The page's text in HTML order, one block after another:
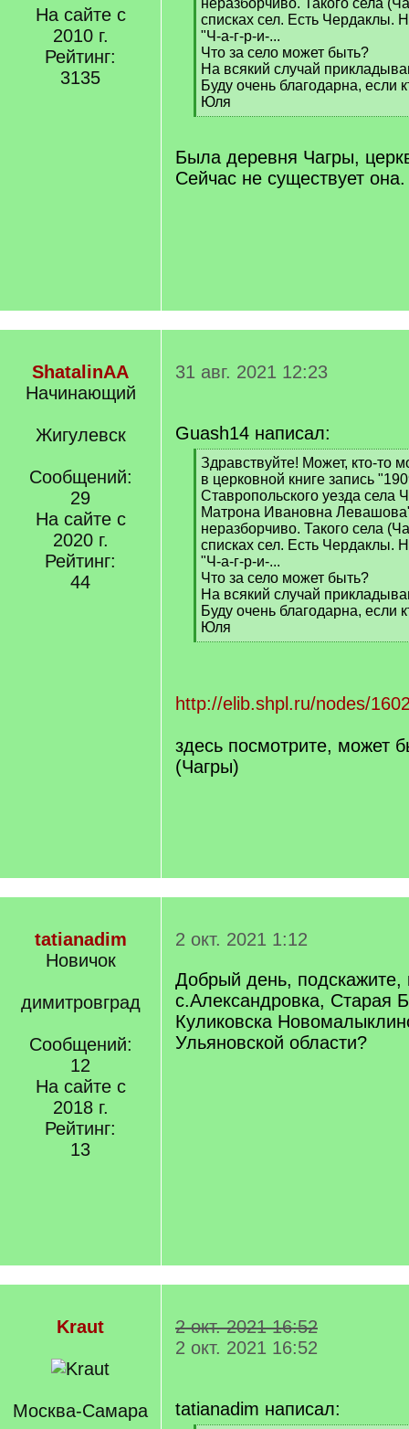
На сайте с
2010 г.
Рейтинг:
3135
неразборчиво. Такого села
списках сел. Есть Чердаклы.
"Ч-а-г-р-и-...
Что за село может быть?
На всякий случай
Буду очень благодарна, если
Юля
[
q
]
Была деревня Чагры,
Сейчас не существует она.
ShatalinAA
Начинающий
Жигулевск
Сообщений:
29
На сайте с
2020 г.
Рейтинг:
44
31 авг. 2021 12:23
Guash14 написал:
[
q
]
Здравствуйте! Может, кто-то
в церковной книге запись
Ставропольского уезда села
Матрона Ивановна
неразборчиво. Такого села
списках сел. Есть Чердаклы.
"Ч-а-г-р-и-...
Что за село может быть?
На всякий случай
Буду очень благодарна, если
Юля
[
http://elib.shpl.ru/nodes/
здесь посмотрите, может
(Чагры)
tatianadim
Новичок
димитровград
Сообщений:
12
На сайте с
2018 г.
Рейтинг:
13
2 окт. 2021 1:12
Добрый день, подскажите,
с.Александровка, Старая
Куликовска
Ульяновской области?
Kraut
Москва-Самара
2 окт. 2021 16:52
2 окт. 2021 16:52
tatianadim написал: